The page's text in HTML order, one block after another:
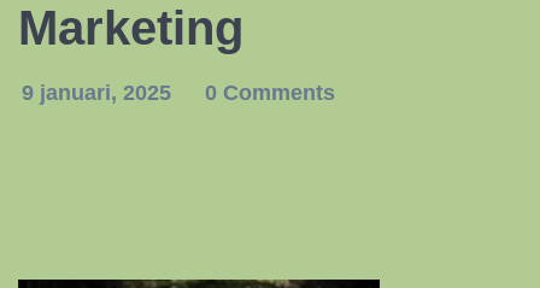
Marketing
9 januari, 2025 0 Comments